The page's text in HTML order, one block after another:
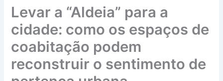
Levar a “Aldeia” para a
cidade: como os espaços de
coabitação podem
reconstruir o sentimento de